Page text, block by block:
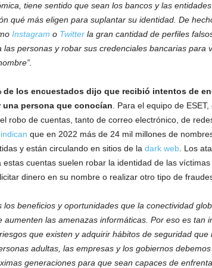
tiene sentido que sean los bancos y las
qué más eligen para suplantar su identidad. De
Instagram o Twitterla gran cantidad de perfiles
las personas y robar sus credenciales bancarias para
de los encuestados dijo que recibió intentos de
una persona que conocían . Para el equipo de
robo de cuentas, tanto de correo electrónico, de
indican que en 2022 más de 24 mil millones de
y están circulando en sitios de la dark web. Los
estas cuentas suelen robar la identidad de las
dinero en su nombre o realizar otro tipo de
los beneficios y oportunidades que la conectividad
aumenten las amenazas informáticas. Por eso es tan
que existen y adquirir hábitos de seguridad que
adultas, las empresas y los gobiernos
generaciones para que sean capaces de